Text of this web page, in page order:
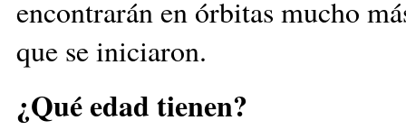
encontrarán en órbitas mucho
que se iniciaron.
¿Qué edad tienen?